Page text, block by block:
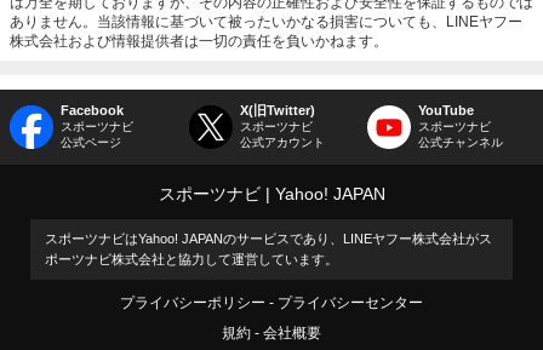
ありません。当該情報に基づいて被ったいかなる損害についても、LINEヤフー
株式会社および情報提供者は一切の責任を負いかねます。
Facebook
スポーツナビ
公式ページ
X(旧Twitter)
スポーツナビ
公式アカウント
YouTube
スポーツナビ
公式チャンネル
スポーツナビ Yahoo! JAPAN
スポーツナビはYahoo! JAPANのサービスであり、LINEヤフー株式会社がス
ポーツナビ株式会社と協力して運営しています。
プライバシーポリシー
プライバシーセンター
規約
会社概要